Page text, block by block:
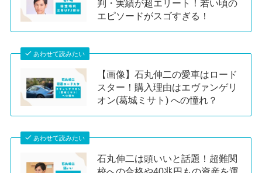
判・実績が超エリート！若い頃の
エピソードがスゴすぎる！
あわせて読みたい
【画像】石丸伸二の愛車はロード
スター！購入理由はエヴァンゲリ
オン(葛城ミサト) への憧れ？
あわせて読みたい
石丸伸二は頭いいと話題！超難関